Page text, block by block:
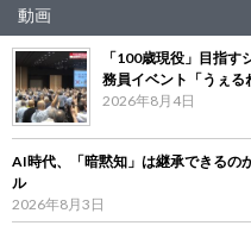
動画
「100歳現役」目指
務員イベント「うぇる
2026年8月4日
AI時代、「暗黙知」は継承できる
ル
2026年8月3日